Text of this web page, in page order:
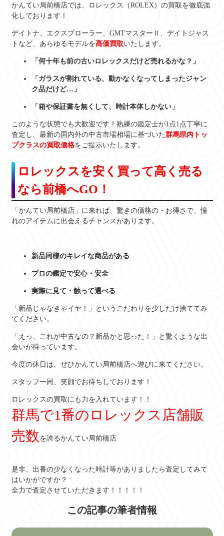
かんてい局前橋店では、ロレックス（ROLEX）の買取を徹底強
化しております！
デイトナ、エクスプローラー、GMTマスターⅡ、デイトジャス
トなど、あらゆるモデルを高価買取いたします。
「何十年も前の古いロレックスだけど売れるかな？」
「ガラスが割れている、動かなくなってしまったジャン
ク品だけど…」
「箱や保証書を無くして、時計本体しかない」
このような状態でも大歓迎です！熟練の鑑定士が1点1点丁寧に
査定し、最新の国内外の中古市場相場に基づいた群馬県内トッ
プクラスの買取価格をご提示いたします。
ロレックスを安く買って高く売る
なら前橋へGO！
「かんてい局前橋店」に来れば、驚きの価格の・お得さで、憧
れのアイテムに出会えるチャンスがあります。
新品同様のキレイな商品がある
プロの鑑定で安心・安全
実際に見て・触って選べる
「新品じゃなきゃイヤ！」というこだわりを少しだけ捨ててみ
てください。
「えっ、これが中古なの？新品かと思った！」と驚くような出
会いが待っています。
今度の休日は、ぜひかんてい局前橋店へ遊びに来てください。
スタッフ一同、笑顔でお待ちしております！
ロレックスの買取にも力を入れています！！
群馬で1番のロレックス店舗販
売数を誇るかんてい局前橋店
是非、出番の少なくなった時計等がありましたら査定してみて
はいかがですか？
全力で査定させていただきます！！！！！
この記事の筆者情報